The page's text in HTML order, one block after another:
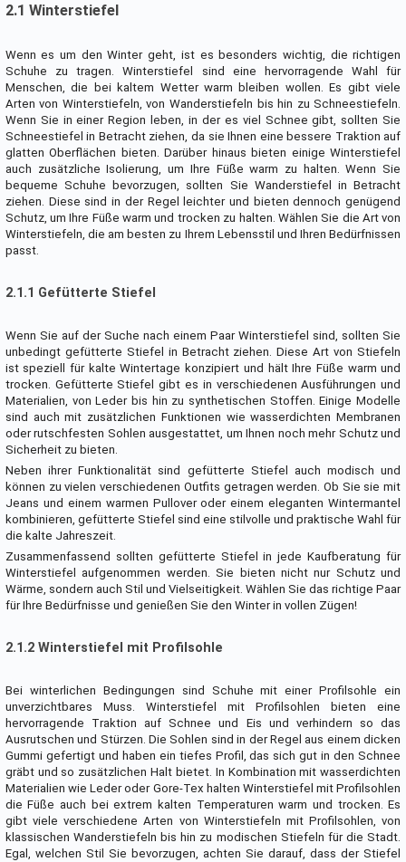
2.1 Winterstiefel
Wenn es um den Winter geht, ist es besonders wichtig, die richtigen
Schuhe zu tragen. Winterstiefel sind eine hervorragende Wahl für
Menschen, die bei kaltem Wetter warm bleiben wollen. Es gibt viele
Arten von Winterstiefeln, von Wanderstiefeln bis hin zu Schneestiefeln.
Wenn Sie in einer Region leben, in der es viel Schnee gibt, sollten Sie
Schneestiefel in Betracht ziehen, da sie Ihnen eine bessere Traktion auf
glatten Oberflächen bieten. Darüber hinaus bieten einige Winterstiefel
auch zusätzliche Isolierung, um Ihre Füße warm zu halten. Wenn Sie
bequeme Schuhe bevorzugen, sollten Sie Wanderstiefel in Betracht
ziehen. Diese sind in der Regel leichter und bieten dennoch genügend
Schutz, um Ihre Füße warm und trocken zu halten. Wählen Sie die Art von
Winterstiefeln, die am besten zu Ihrem Lebensstil und Ihren Bedürfnissen
passt.
2.1.1 Gefütterte Stiefel
Wenn Sie auf der Suche nach einem Paar Winterstiefel sind, sollten Sie
unbedingt gefütterte Stiefel in Betracht ziehen. Diese Art von Stiefeln
ist speziell für kalte Wintertage konzipiert und hält Ihre Füße warm und
trocken. Gefütterte Stiefel gibt es in verschiedenen Ausführungen und
Materialien, von Leder bis hin zu synthetischen Stoffen. Einige Modelle
sind auch mit zusätzlichen Funktionen wie wasserdichten Membranen
oder rutschfesten Sohlen ausgestattet, um Ihnen noch mehr Schutz und
Sicherheit zu bieten.
Neben ihrer Funktionalität sind gefütterte Stiefel auch modisch und
können zu vielen verschiedenen Outfits getragen werden. Ob Sie sie mit
Jeans und einem warmen Pullover oder einem eleganten Wintermantel
kombinieren, gefütterte Stiefel sind eine stilvolle und praktische Wahl für
die kalte Jahreszeit.
Zusammenfassend sollten gefütterte Stiefel in jede Kaufberatung für
Winterstiefel aufgenommen werden. Sie bieten nicht nur Schutz und
Wärme, sondern auch Stil und Vielseitigkeit. Wählen Sie das richtige Paar
für Ihre Bedürfnisse und genießen Sie den Winter in vollen Zügen!
2.1.2 Winterstiefel mit Profilsohle
Bei winterlichen Bedingungen sind Schuhe mit einer Profilsohle ein
unverzichtbares Muss. Winterstiefel mit Profilsohlen bieten eine
hervorragende Traktion auf Schnee und Eis und verhindern so das
Ausrutschen und Stürzen. Die Sohlen sind in der Regel aus einem dicken
Gummi gefertigt und haben ein tiefes Profil, das sich gut in den Schnee
gräbt und so zusätzlichen Halt bietet. In Kombination mit wasserdichten
Materialien wie Leder oder Gore-Tex halten Winterstiefel mit Profilsohlen
die Füße auch bei extrem kalten Temperaturen warm und trocken. Es
gibt viele verschiedene Arten von Winterstiefeln mit Profilsohlen, von
klassischen Wanderstiefeln bis hin zu modischen Stiefeln für die Stadt.
Egal, welchen Stil Sie bevorzugen, achten Sie darauf, dass der Stiefel